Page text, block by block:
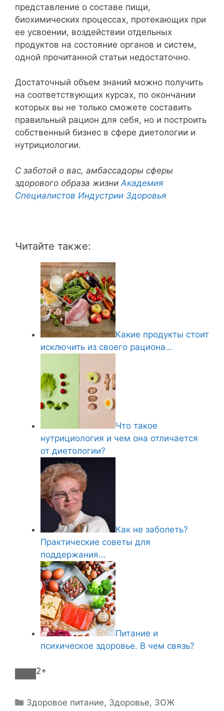
представление о составе пищи,
биохимических процессах, протекающих при
ее усвоении, воздействии отдельных
продуктов на состояние органов и систем,
одной прочитанной статьи недостаточно.
Достаточный объем знаний можно получить
на соответствующих курсах, по окончании
которых вы не только сможете составить
правильный рацион для себя, но и построить
собственный бизнес в сфере диетологии и
нутрициологии.
С заботой о вас, амбассадоры сферы
здорового образа жизни Академия
Специалистов Индустрии Здоровья
Читайте также:
Какие продукты стоит
исключить из своего рациона…
Что такое
нутрициология и чем она отличается
от диетологии?
Как не заболеть?
Практические советы для
поддержания…
Питание и
психическое здоровье. В чем связь?
2+
Р
Здоровое питание, Здоровье, ЗОЖ